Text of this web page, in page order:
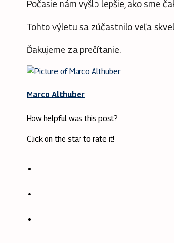
Počasie nám vyšlo lepšie, ako sme
Tohto výletu sa zúčastnilo veľa
Ďakujeme za prečítanie.
Marco Althuber
How helpful was this post?
Click on the star to rate it!